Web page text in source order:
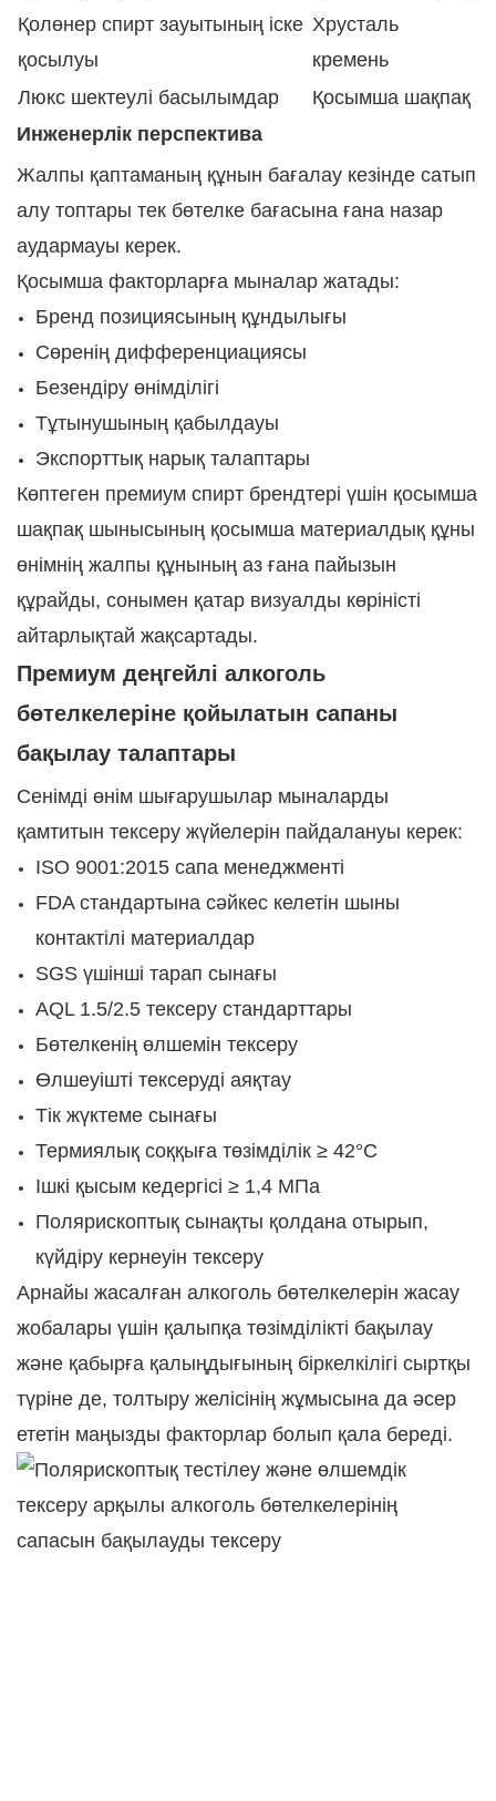
Қолөнер спирт зауытының іске
қосылуы
Хрусталь
кремень
Люкс шектеулі басылымдар
Қосымша шақпақ
Инженерлік перспектива
Жалпы қаптаманың құнын бағалау кезінде сатып
алу топтары тек бөтелке бағасына ғана назар
аудармауы керек.
Қосымша факторларға мыналар жатады:
Бренд позициясының құндылығы
Сөренің дифференциациясы
Безендіру өнімділігі
Тұтынушының қабылдауы
Экспорттық нарық талаптары
Көптеген премиум спирт брендтері үшін қосымша
шақпақ шынысының қосымша материалдық құны
өнімнің жалпы құнының аз ғана пайызын
құрайды, сонымен қатар визуалды көріністі
айтарлықтай жақсартады.
Премиум деңгейлі алкоголь
бөтелкелеріне қойылатын сапаны
бақылау талаптары
Сенiмдi өнiм шығарушылар мыналарды
қамтитын тексеру жүйелерiн пайдалануы керек:
ISO 9001:2015 сапа менеджменті
FDA стандартына сәйкес келетін шыны
контактілі материалдар
SGS үшінші тарап сынағы
AQL 1.5/2.5 тексеру стандарттары
Бөтелкенің өлшемін тексеру
Өлшеуішті тексеруді аяқтау
Тік жүктеме сынағы
Термиялық соққыға төзімділік ≥ 42°C
Ішкі қысым кедергісі ≥ 1,4 МПа
Полярископтық сынақты қолдана отырып,
күйдіру кернеуін тексеру
Арнайы жасалған алкоголь бөтелкелерін жасау
жобалары үшін қалыпқа төзімділікті бақылау
және қабырға қалыңдығының біркелкілігі сыртқы
түріне де, толтыру желісінің жұмысына да әсер
ететін маңызды факторлар болып қала береді.